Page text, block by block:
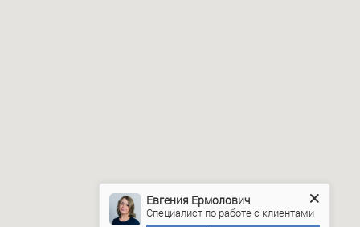
Евгения Ермолович
Специалист по работе с клиентами